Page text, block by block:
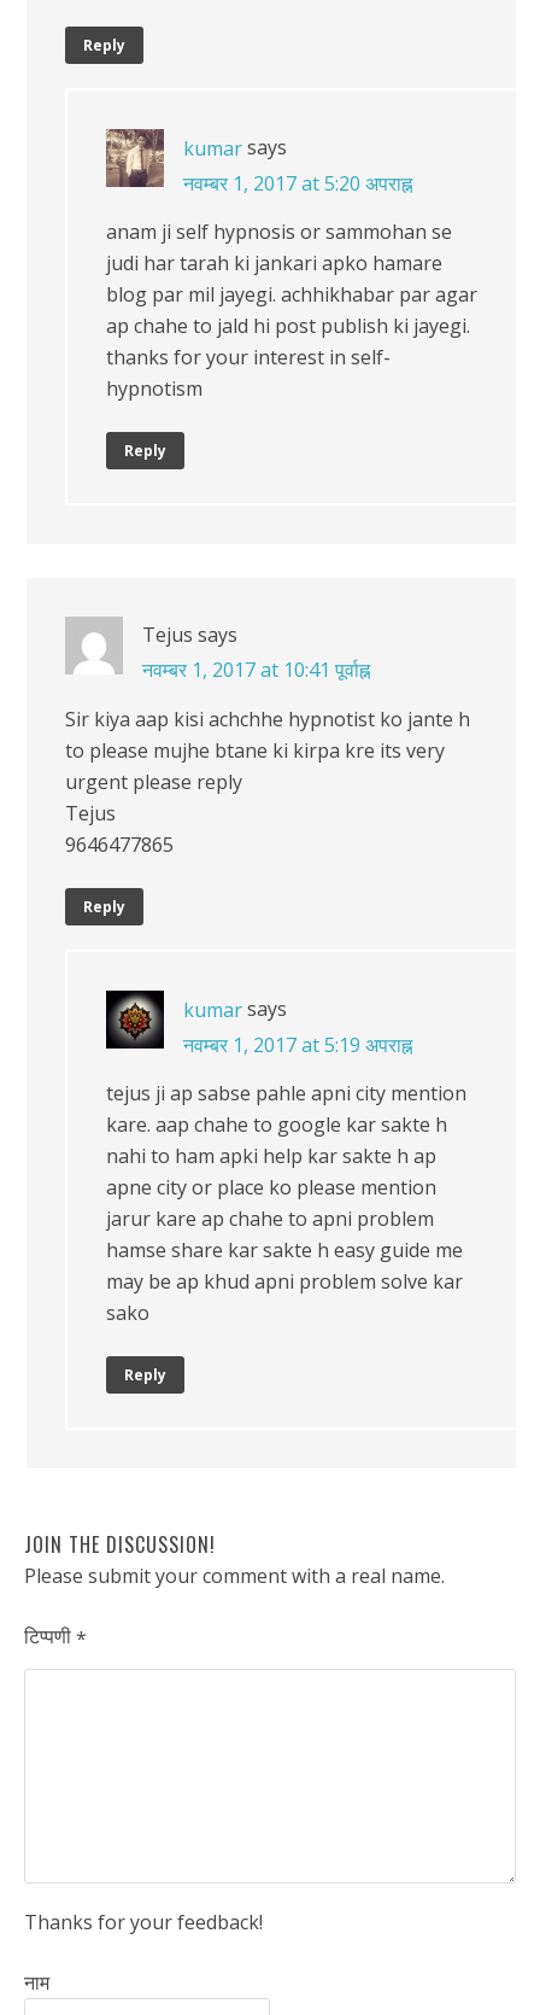
Reply
kumarsays
नवम्बर 1, 2017 at 5:20 अपराह्न
anam ji self hypnosis or sammohan se
judi har tarah ki jankari apko hamare
blog par mil jayegi. achhikhabar par agar
ap chahe to jald hi post publish ki jayegi.
thanks for your interest in self-
hypnotism
Reply
Tejus says
नवम्बर 1, 2017 at 10:41 पूर्वाह्न
Sir kiya aap kisi achchhe hypnotist ko jante h
to please mujhe btane ki kirpa kre its very
urgent please reply
Tejus
9646477865
Reply
kumarsays
नवम्बर 1, 2017 at 5:19 अपराह्न
tejus ji ap sabse pahle apni city mention
kare. aap chahe to google kar sakte h
nahi to ham apki help kar sakte h ap
apne city or place ko please mention
jarur kare ap chahe to apni problem
hamse share kar sakte h easy guide me
may be ap khud apni problem solve kar
sako
Reply
JOIN THE DISCUSSION!
Please submit your comment with a real name.
टिप्पणी*
Thanks for your feedback!
नाम